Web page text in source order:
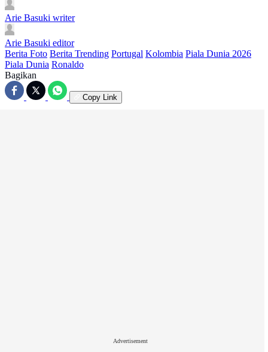
Arie Basuki writer
Arie Basuki editor
Berita Foto Berita Trending Portugal Kolombia Piala Dunia 2026
Piala Dunia Ronaldo
Bagikan
Copy Link
Advertisement